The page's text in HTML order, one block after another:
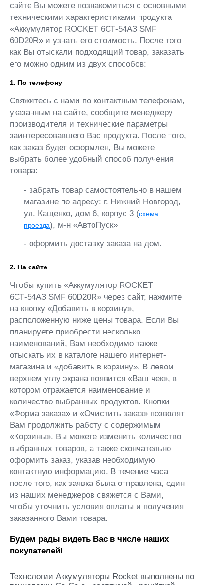
сайте Вы можете познакомиться с основными
техническими характеристиками продукта
«Аккумулятор ROCKET 6СТ-54АЗ SMF
60D20R» и узнать его стоимость. После того
как Вы отыскали подходящий товар, заказать
его можно одним из двух способов:
1. По телефону
Свяжитесь с нами по контактным телефонам,
указанным на сайте, сообщите менеджеру
производителя и технические параметры
заинтересовавшего Вас продукта. После того,
как заказ будет оформлен, Вы можете
выбрать более удобный способ получения
товара:
- забрать товар самостоятельно в нашем
магазине по адресу: г. Нижний Новгород,
ул. Кащенко, дом 6, корпус 3 (схема
проезда), м-н «АвтоПуск»
- оформить доставку заказа на дом.
2. На сайте
Чтобы купить «Аккумулятор ROCKET
6СТ-54АЗ SMF 60D20R» через сайт, нажмите
на кнопку «Добавить в корзину»,
расположенную ниже цены товара. Если Вы
планируете приобрести несколько
наименований, Вам необходимо также
отыскать их в каталоге нашего интернет-
магазина и «добавить в корзину». В левом
верхнем углу экрана появится «Ваш чек», в
котором отражается наименование и
количество выбранных продуктов. Кнопки
«Форма заказа» и «Очистить заказ» позволят
Вам продолжить работу с содержимым
«Корзины». Вы можете изменить количество
выбранных товаров, а также окончательно
оформить заказ, указав необходимую
контактную информацию. В течение часа
после того, как заявка была отправлена, один
из наших менеджеров свяжется с Вами,
чтобы уточнить условия оплаты и получения
заказанного Вами товара.
Будем рады видеть Вас в числе наших
покупателей!
Технологии Аккумуляторы Rocket выполнены по